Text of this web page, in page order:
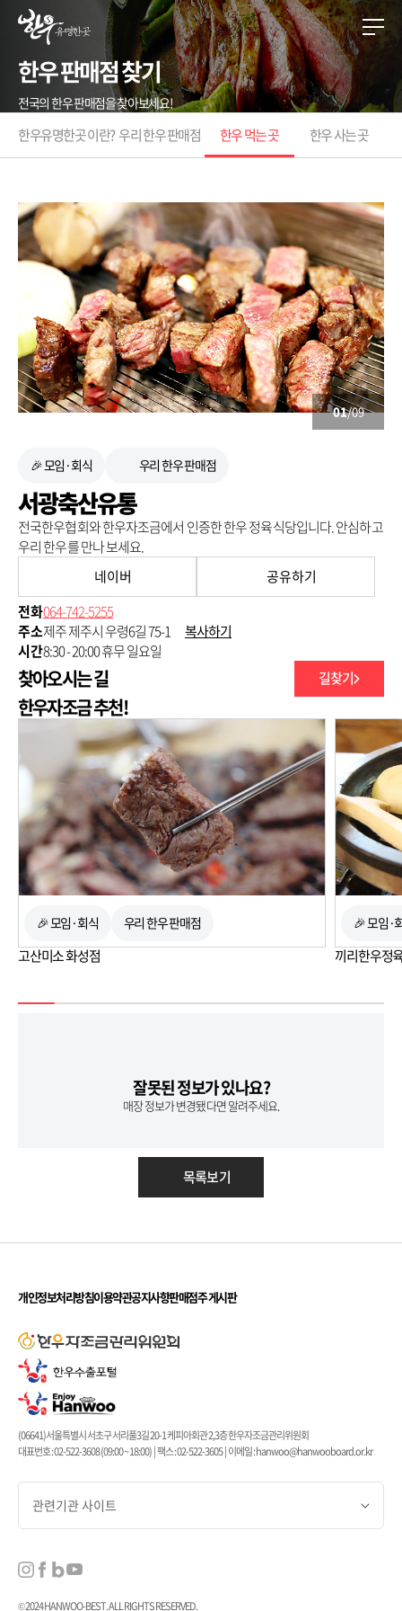
한우 판매점 찾기
전국의 한우 판매점을 찾아보세요!
한우유명한곳 이란? 우리 한우 판매점 한우 먹는 곳 한우 사는 곳
01/09
🎉 모임·회식 우리 한우 판매점
서광축산유통
전국한우협회와 한우자조금에서 인증한 한우 정육식당입니다. 안심하고
우리 한우를 만나 보세요.
네이버
공유하기
전화064-742-5255
주소제주 제주시 우령6길 75-1
복사하기
시간8:30 - 20:00 휴무 일요일
찾아오시는 길 길찾기
250m
한우자조금 추천!
🎉 모임·회식 우리 한우 판매점
고산미소 화성점
🎉 모임·
끼리한우정
잘못된 정보가 있나요?
매장 정보가 변경됐다면 알려주세요.
목록보기
개인정보처리방침이용약관공지사항판매점주 게시판
(06641)서울특별시 서초구 서리풀3길 20-1 케피아회관 2,3층 한우자조금관리위원회
대표번호 : 02-522-3608 (09:00 ~ 18:00) | 팩스 : 02-522-3605 | 이메일 : hanwoo@hanwooboard.or.kr
관련기관 사이트
© 2024 HANWOO-BEST. ALL RIGHTS RESERVED.